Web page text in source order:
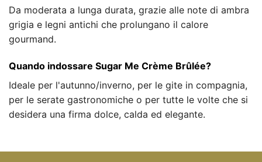
Da moderata a lunga durata, grazie alle note di ambra
grigia e legni antichi che prolungano il calore
gourmand.
Quando indossare Sugar Me Crème Brûlée?
Ideale per l'autunno/inverno, per le gite in compagnia,
per le serate gastronomiche o per tutte le volte che si
desidera una firma dolce, calda ed elegante.